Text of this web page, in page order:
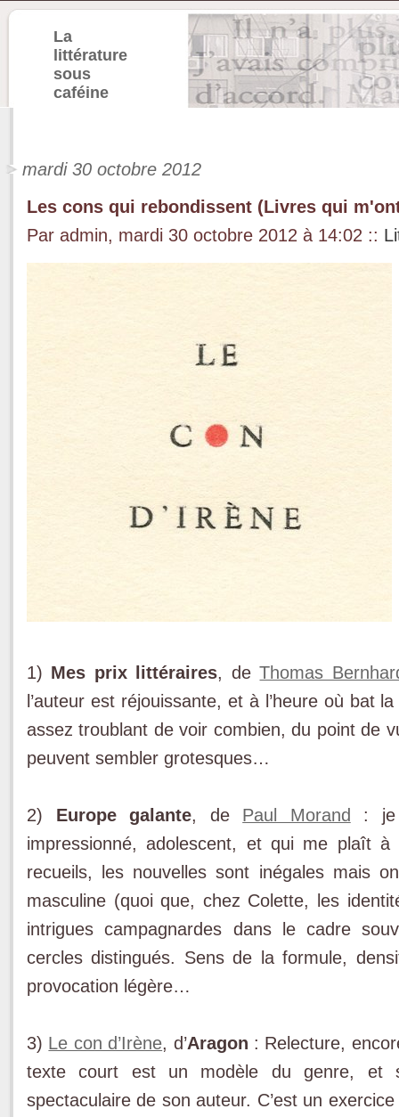
La
littérature
sous
caféine
mardi 30 octobre 2012
Les cons qui rebondissent (Livres qui
Par admin, mardi 30 octobre 2012 à 14:02 ::
1) Mes prix littéraires, deThomas
l’auteur est réjouissante, et à l’heure où bat
assez troublant de voir combien, du point de
peuvent sembler grotesques…
2) Europe galante, de Paul Morand
: je
impressionné, adolescent, et qui me plaît
recueils, les nouvelles sont inégales mais
masculine (quoi que, chez Colette, les
intrigues campagnardes dans le cadre
cercles distingués. Sens de la formule,
provocation légère…
3) Le con d’Irène, d’Aragon : Relecture,
texte court est un modèle du genre, et
spectaculaire de son auteur. C’est un